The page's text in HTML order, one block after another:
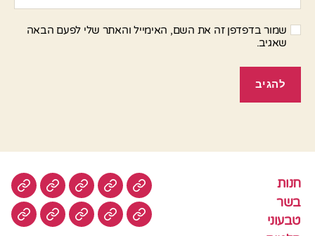
שמור בדפדפן זה את השם, האימייל והאתר שלי לפעם הבאה
שאגיב.
חנות
בשר
טבעוני
חנות בשר טבעוניסלטים
עוגיותעוף צמחונידגים